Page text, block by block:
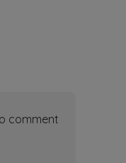
comment